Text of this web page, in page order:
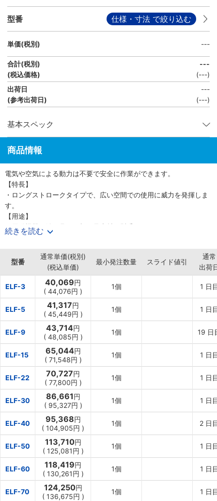
型番 仕様・寸法 で絞り込む
単価(税別) ---
合計(税別)
(税込価格)
---
(---)
出荷日
(参考出荷日)
---
(---)
基本スペック
商品情報
電気や空気による動力は不要で安全に作業ができます。
【特長】
・ロングストロークタイプで、広い空間での使用に威力を発揮しま
す。
【用途】
・電動機器、治工具及び加工品素材の懸垂。
・芯出し作業。
・作業ロボットのケーブルの懸垂。
・各種機器のバランス装置。
続きを読む
型番
通常単価(税別)
(税込単価)
最小発注数量 スライド値引
通常
出荷
ELF-3 40,069円
( 44,076円 )
1個 1 日
ELF-5 41,317円
( 45,449円 )
1個 1 日
ELF-9 43,714円
( 48,085円 )
1個 19 日
ELF-15 65,044円
( 71,548円 )
1個 1 日
ELF-22 70,727円
( 77,800円 )
1個 1 日
ELF-30 86,661円
( 95,327円 )
1個 1 日
ELF-40 95,368円
( 104,905円 )
1個 2 日
ELF-50 113,710円
( 125,081円 )
1個 1 日
ELF-60 118,419円
( 130,261円 )
1個 1 日
ELF-70 124,250円
( 136,675円 )
1個 1 日